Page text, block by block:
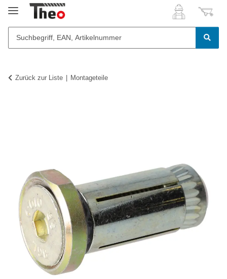
Zurück zur Liste Montageteile